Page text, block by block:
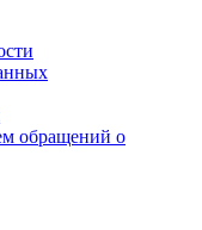
обращений о